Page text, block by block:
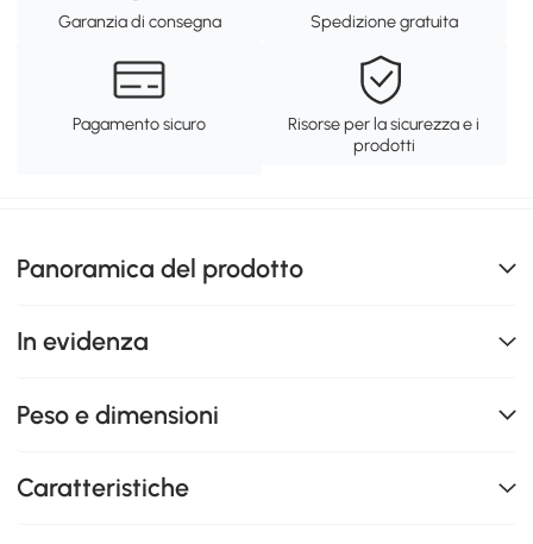
Garanzia di consegna Spedizione gratuita
Pagamento sicuro
Risorse per la sicurezza e i
prodotti
Panoramica del prodotto
In evidenza
Peso e dimensioni
Caratteristiche